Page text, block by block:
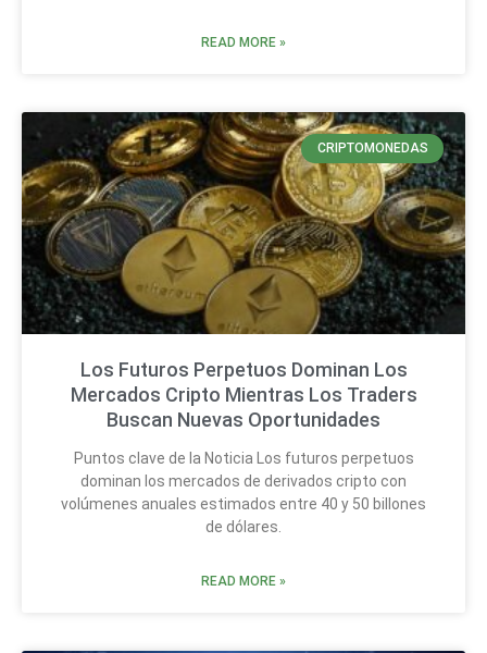
READ MORE »
CRIPTOMONEDAS
Los Futuros Perpetuos Dominan Los
Mercados Cripto Mientras Los Traders
Buscan Nuevas Oportunidades
Puntos clave de la Noticia Los futuros perpetuos
dominan los mercados de derivados cripto con
volúmenes anuales estimados entre 40 y 50 billones
de dólares.
READ MORE »